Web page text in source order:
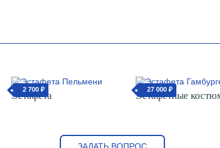
от 2 700 ₽
Эстафета от 27 000 ₽
Эстафетные